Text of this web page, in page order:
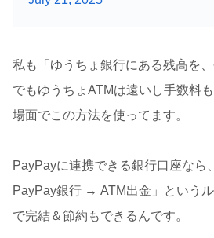
私も「ゆうちょ銀行にある残高を
でもゆうちょATMは遠いし手数料
場面でこの方法を使ってます。
PayPayに連携できる銀行口座な
PayPay銀行 → ATM出金」という
で完結＆節約もできるんです。